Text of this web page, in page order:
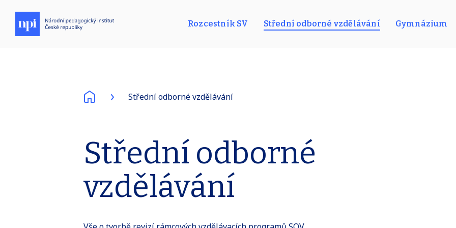
Rozcestník SV Střední odborné vzdělávání Gymnázium
Střední odborné vzdělávání
Střední odborné
vzdělávání